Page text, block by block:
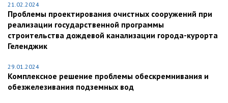
21.02.2024
Проблемы проектирования очистных сооружений при
реализации государственной программы
строительства дождевой канализации города-курорта
Геленджик
29.01.2024
Комплексное решение проблемы обескремнивания и
обезжелезивания подземных вод